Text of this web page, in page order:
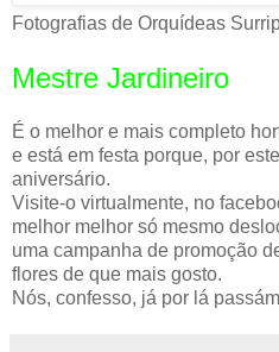
Fotografias de Orquídeas
Mestre Jardineiro
É o melhor e mais completo
e está em festa porque, por
aniversário.
Visite-o virtualmente, no
melhor melhor só mesmo
uma campanha de promoção
flores de que mais gosto.
Nós, confesso, já por lá